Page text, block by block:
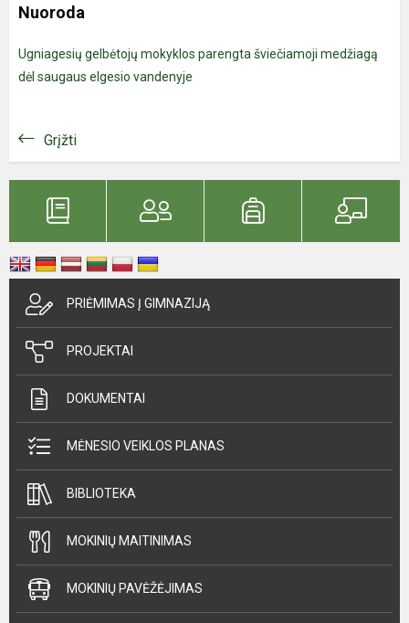
Nuoroda
Ugniagesių gelbėtojų mokyklos parengta šviečiamoji medžiagą
dėl saugaus elgesio vandenyje
Grįžti
PRIĖMIMAS Į GIMNAZIJĄ
PROJEKTAI
DOKUMENTAI
MĖNESIO VEIKLOS PLANAS
BIBLIOTEKA
MOKINIŲ MAITINIMAS
MOKINIŲ PAVĖŽĖJIMAS